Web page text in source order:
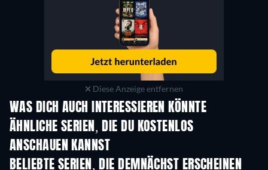
Diese Anzeige entfernen
WAS DICH AUCH INTERESSIEREN KÖNNTE
Serie Serie
ÄHNLICHE SERIEN, DIE DU KOSTENLOS
ANSCHAUEN KANNST
Serie
BELIEBTE SERIEN, DIE DEMNÄCHST ERSCHEINEN
Serie Serie